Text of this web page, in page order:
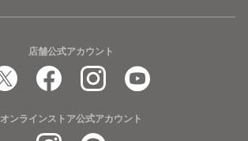
店舗公式アカウント
オンラインストア公式アカウント